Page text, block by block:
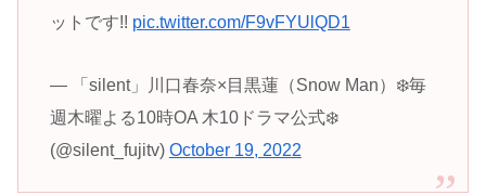
ットです!! pic.twitter.com/F9vFYUlQD1
— 「silent」川口春奈×目黒蓮（Snow Man）❄️毎
週木曜よる10時OA 木10ドラマ公式❄️
(@silent_fujitv) October 19, 2022